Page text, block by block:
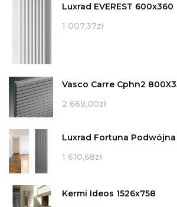
Luxrad EVEREST 600x360
1 007,37zł
Vasco Carre Cphn2
2 669,00zł
Luxrad Fortuna Podwójna
1 610,68zł
Kermi Ideos 1526x758